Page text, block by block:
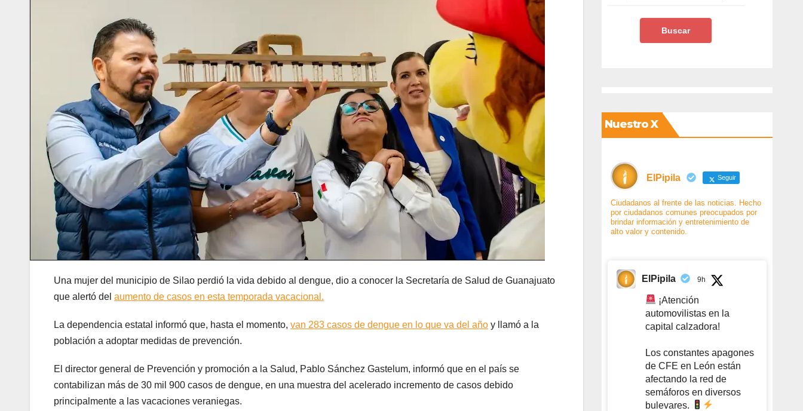
Una mujer del municipio de Silao perdió la vida debido al dengue, dio a conocer la Secretaría de Salud de Guanajuato
que alertó del aumento de casos en esta temporada vacacional.
La dependencia estatal informó que, hasta el momento, van 283 casos de dengue en lo que va del año y llamó a la
población a adoptar medidas de prevención.
El director general de Prevención y promoción a la Salud, Pablo Sánchez Gastelum, informó que en el país se
contabilizan más de 30 mil 900 casos de dengue, en una muestra del acelerado incremento de casos debido
principalmente a las vacaciones veraniegas.
Nuestro X
ElPipila Seguir
Ciudadanos al frente de las noticias. Hecho
por ciudadanos comunes preocupados por
brindar información y entretenimiento de
alto valor y contenido.
ElPipila 9h
¡Atención
automovilistas en la
capital calzadora!
Los constantes apagones
de CFE en León están
afectando la red de
semáforos en diversos
bulevares.